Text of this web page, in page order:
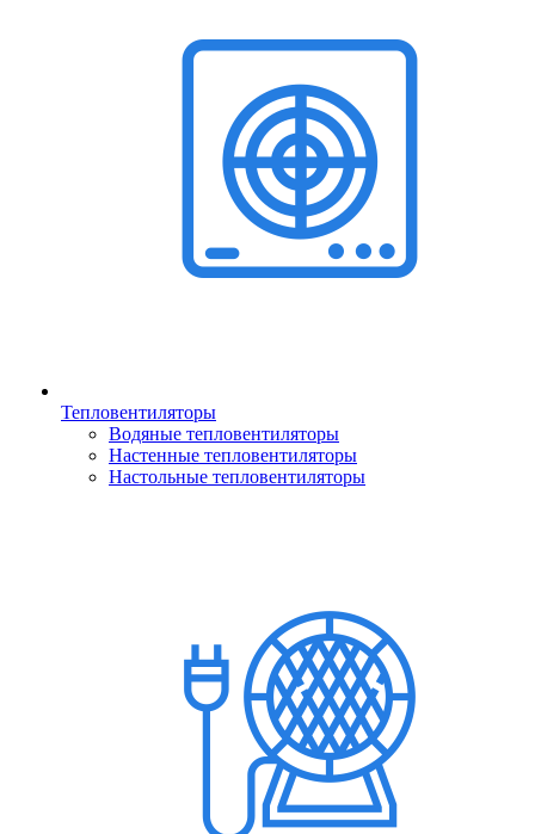
Тепловентиляторы
Водяные тепловентиляторы
Настенные тепловентиляторы
Настольные тепловентиляторы